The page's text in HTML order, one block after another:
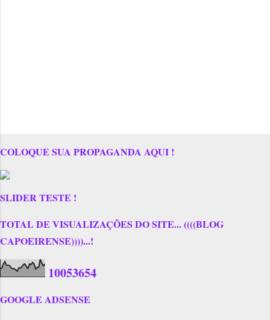
COLOQUE SUA PROPAGANDA AQUI !
SLIDER TESTE !
TOTAL DE VISUALIZAÇÕES DO SITE... ((((BLOG
CAPOEIRENSE))))...!
10053654
GOOGLE ADSENSE